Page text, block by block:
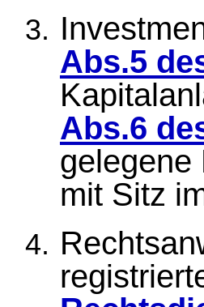
Abs.5
Abs.6
gelegene
mit Sitz